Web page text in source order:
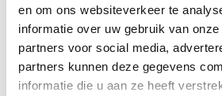
en om ons websiteverkeer te
informatie over uw gebruik van
partners voor social media,
partners kunnen deze gegevens
informatie die u aan ze heeft